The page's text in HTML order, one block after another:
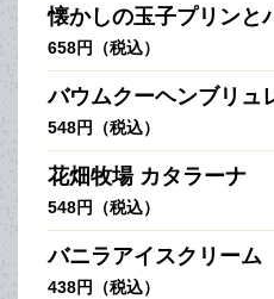
懐かしの玉子プリンと
658円（税込）
バウムクーヘンブリュ
548円（税込）
花畑牧場 カタラーナ
548円（税込）
バニラアイスクリーム
438円（税込）